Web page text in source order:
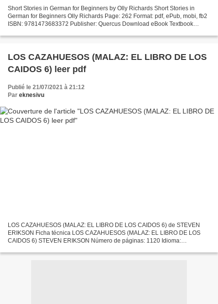
Short Stories in German for Beginners by Olly Richards Short Stories in
German for Beginners Olly Richards Page: 262 Format: pdf, ePub, mobi, fb2
ISBN: 9781473683372 Publisher: Quercus Download eBook Textbook
LOS CAZAHUESOS (MALAZ: EL LIBRO DE LOS
CAIDOS 6) leer pdf
Publié le 21/07/2021 à 21:12
Par eknesivu
LOS CAZAHUESOS (MALAZ: EL LIBRO DE LOS CAIDOS 6) de STEVEN
ERIKSON Ficha técnica LOS CAZAHUESOS (MALAZ: EL LIBRO DE LOS
CAIDOS 6) STEVEN ERIKSON Número de páginas: 1120 Idioma:
Editorial: S.A....